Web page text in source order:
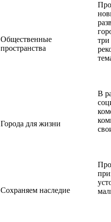
Общественные
пространства
Города для жизни
В
Сохраняем наследие